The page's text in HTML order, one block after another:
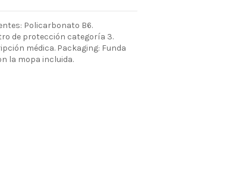
Policarbonato B6.
de protección categoría 3.
médica. Packaging: Funda
la mopa incluida.